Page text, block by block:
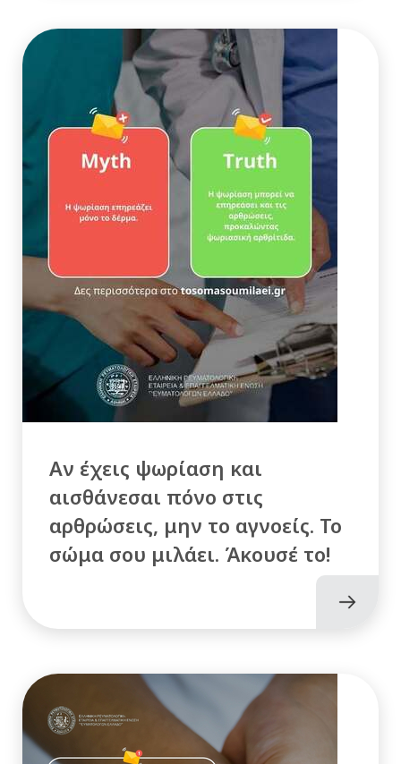
Αν έχεις ψωρίαση και
αισθάνεσαι πόνο στις
αρθρώσεις, μην το αγνοείς. Το
σώμα σου μιλάει. Άκουσέ το!